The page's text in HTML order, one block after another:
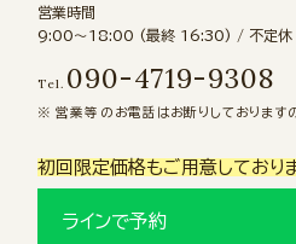
営業時間
9:00〜18:00 (最終 16:30) / 不定休
Tel. 090-4719-9308
営業等のお電話はお断りしております
初回限定価格もご用意しており
ラインで予約